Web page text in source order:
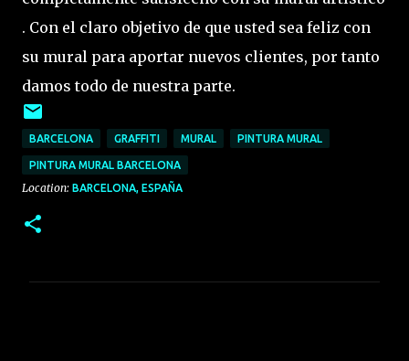
. Con el claro objetivo de que usted sea feliz con
su mural para aportar nuevos clientes, por tanto
damos todo de nuestra parte.
BARCELONA GRAFFITI MURAL PINTURA MURAL
PINTURA MURAL BARCELONA
Location: BARCELONA, ESPAÑA